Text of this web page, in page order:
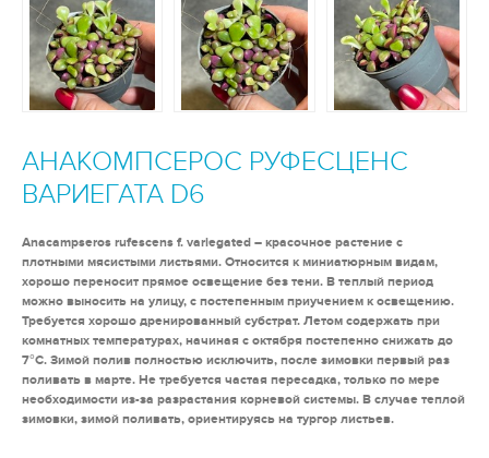
АНАКОМПСЕРОС РУФЕСЦЕНС
ВАРИЕГАТА D6
Anacampseros rufescens f. variegated – красочное растение с
плотными мясистыми листьями. Относится к миниатюрным видам,
хорошо переносит прямое освещение без тени. В теплый период
можно выносить на улицу, с постепенным приучением к освещению.
Требуется хорошо дренированный субстрат. Летом содержать при
комнатных температурах, начиная с октября постепенно снижать до
7°С. Зимой полив полностью исключить, после зимовки первый раз
поливать в марте. Не требуется частая пересадка, только по мере
необходимости из-за разрастания корневой системы. В случае теплой
зимовки, зимой поливать, ориентируясь на тургор листьев.